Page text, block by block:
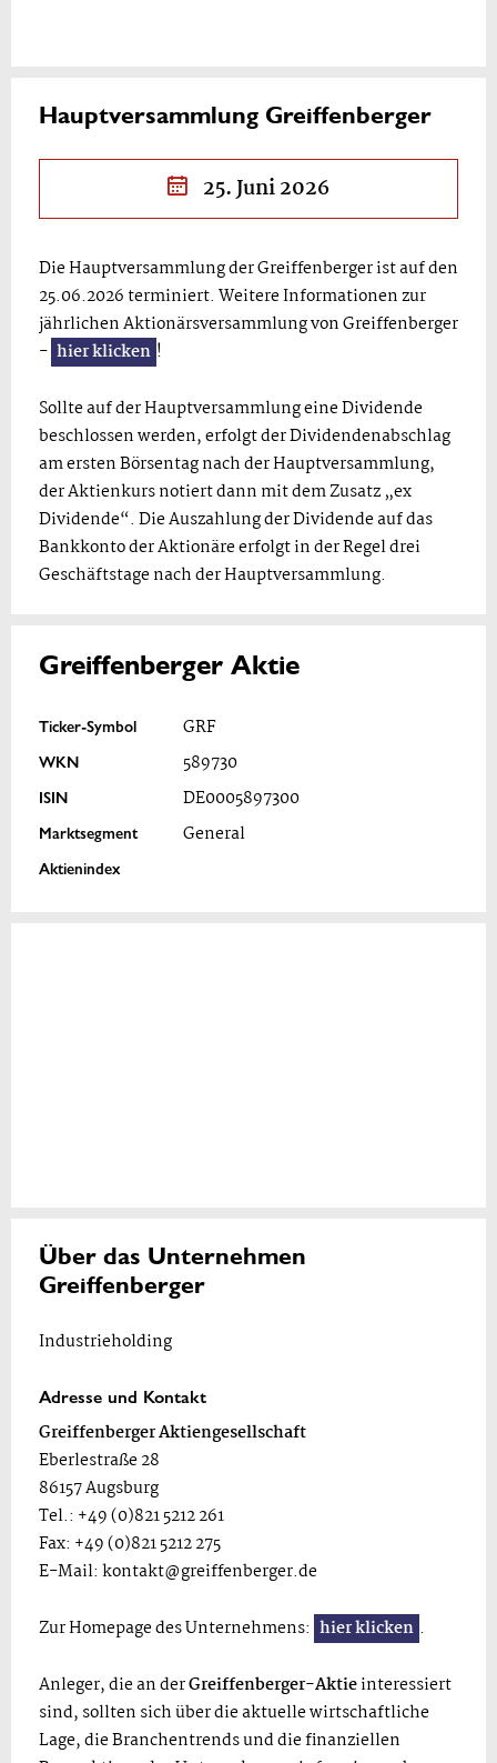
Hauptversammlung Greiffenberger
25. Juni 2026
Die Hauptversammlung der Greiffenberger ist auf den
25.06.2026 terminiert. Weitere Informationen zur
jährlichen Aktionärsversammlung von Greiffenberger
- hier klicken !
Sollte auf der Hauptversammlung eine Dividende
beschlossen werden, erfolgt der Dividendenabschlag
am ersten Börsentag nach der Hauptversammlung,
der Aktienkurs notiert dann mit dem Zusatz „ex
Dividende“. Die Auszahlung der Dividende auf das
Bankkonto der Aktionäre erfolgt in der Regel drei
Geschäftstage nach der Hauptversammlung.
Greiffenberger Aktie
Ticker-Symbol GRF
WKN 589730
ISIN DE0005897300
Marktsegment General
Aktienindex
Über das Unternehmen
Greiffenberger
Industrieholding
Adresse und Kontakt
Greiffenberger Aktiengesellschaft
Eberlestraße 28
86157 Augsburg
Tel.: +49 (0)821 5212 261
Fax: +49 (0)821 5212 275
E-Mail: kontakt@greiffenberger.de
Zur Homepage des Unternehmens: hier klicken .
Anleger, die an derGreiffenberger-Aktieinteressiert
sind, sollten sich über die aktuelle wirtschaftliche
Lage, die Branchentrends und die finanziellen